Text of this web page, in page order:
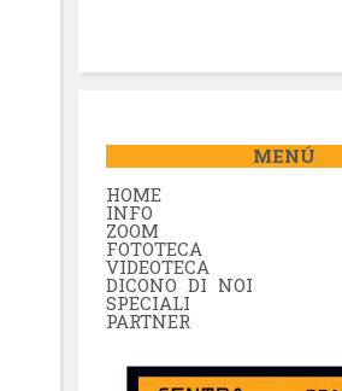
MENÚ
HOME
INFO
ZOOM
FOTOTECA
VIDEOTECA
DICONO DI NOI
SPECIALI
PARTNER